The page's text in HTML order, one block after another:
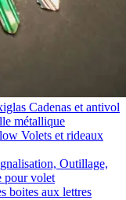
Cadenas et antivol
métallique
Volets et rideaux
Outillage,
pour volet
boites aux lettres